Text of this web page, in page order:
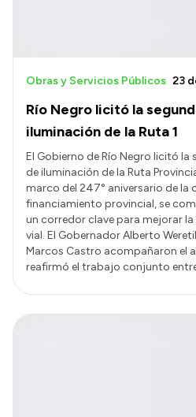
Río Negro licitó la
iluminación de la Ruta 1
Obras y Servicios Públicos 23
El Gobierno de Río Negro licitó la
de iluminación de la Ruta
marco del 247° aniversario de la
financiamiento provincial, se
un corredor clave para mejorar
vial. El Gobernador Alberto
Marcos Castro acompañaron el
reafirmó el trabajo conjunto